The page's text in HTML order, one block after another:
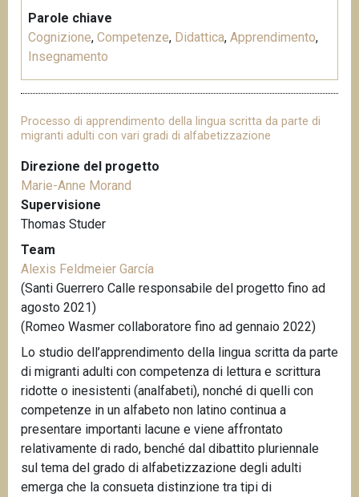
Parole chiave
Cognizione, Competenze, Didattica, Apprendimento,
Insegnamento
Processo di apprendimento della lingua scritta da parte di
migranti adulti con vari gradi di alfabetizzazione
Direzione del progetto
Marie-Anne Morand
Supervisione
Thomas Studer
Team
Alexis Feldmeier García
(Santi Guerrero Calle responsabile del progetto fino ad
agosto 2021)
(Romeo Wasmer collaboratore fino ad gennaio 2022)
Lo studio dell’apprendimento della lingua scritta da parte
di migranti adulti con competenza di lettura e scrittura
ridotte o inesistenti (analfabeti), nonché di quelli con
competenze in un alfabeto non latino continua a
presentare importanti lacune e viene affrontato
relativamente di rado, benché dal dibattito pluriennale
sul tema del grado di alfabetizzazione degli adulti
emerga che la consueta distinzione tra tipi di